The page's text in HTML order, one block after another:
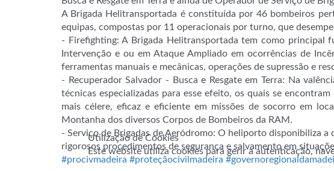
A Brigada Helitransportada é constituída por 46 bombeiros
equipas, compostas por 11 operacionais por turno, que
- Firefighting: A Brigada Helitransportada tem como principal
Intervenção e ou em Ataque Ampliado em ocorrências de
ferramentas manuais e mecânicas, operações de supressão e
- Recuperador Salvador - Busca e Resgate em Terra: Na
técnicas especializadas para esse efeito, os quais se
mais célere, eficaz e eficiente em missões de socorro em
Montanha dos diversos Corpos de Bombeiros da RAM.
- Serviço de Brigadas de Aeródromo: O heliporto disponibiliza
rigorosos procedimentos de segurança e salvamento em
#procivmadeira #proteçãocivilmadeira
Utilização de Cookies
Este website utiliza cookies para gerir a autenticação,